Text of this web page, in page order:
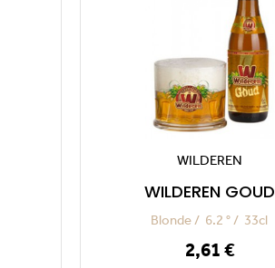
WILDEREN
WILDEREN GOUD
Blonde 6.2 ° 33cl
2,61 €